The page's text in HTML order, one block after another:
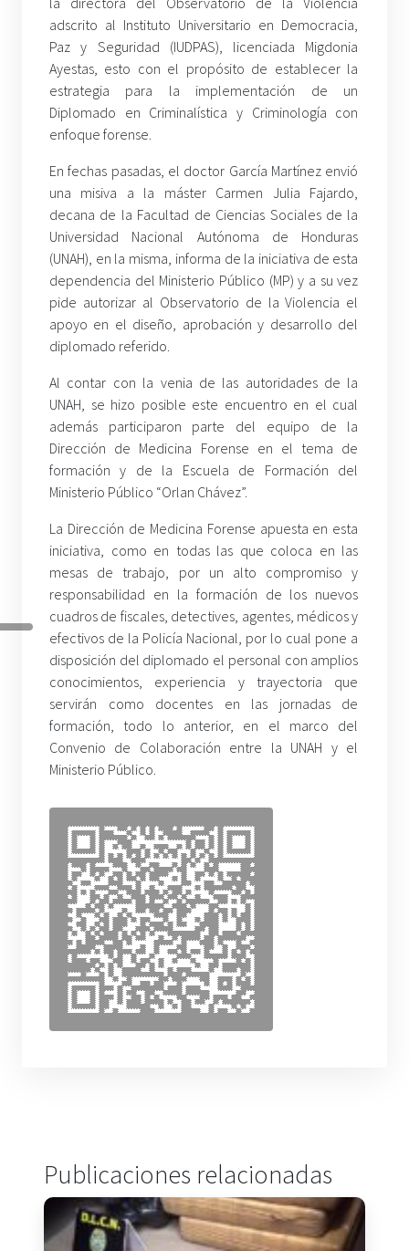
adscrito al Instituto Universitario en Democracia,
Paz y Seguridad (IUDPAS), licenciada Migdonia
Ayestas, esto con el propósito de establecer la
estrategia para la implementación de un
Diplomado en Criminalística y Criminología con
enfoque forense.
En fechas pasadas, el doctor García Martínez envió
una misiva a la máster Carmen Julia Fajardo,
decana de la Facultad de Ciencias Sociales de la
Universidad Nacional Autónoma de Honduras
(UNAH), en la misma, informa de la iniciativa de esta
dependencia del Ministerio Público (MP) y a su vez
pide autorizar al Observatorio de la Violencia el
apoyo en el diseño, aprobación y desarrollo del
diplomado referido.
Al contar con la venia de las autoridades de la
UNAH, se hizo posible este encuentro en el cual
además participaron parte del equipo de la
Dirección de Medicina Forense en el tema de
formación y de la Escuela de Formación del
Ministerio Público “Orlan Chávez”.
La Dirección de Medicina Forense apuesta en esta
iniciativa, como en todas las que coloca en las
mesas de trabajo, por un alto compromiso y
responsabilidad en la formación de los nuevos
cuadros de fiscales, detectives, agentes, médicos y
efectivos de la Policía Nacional, por lo cual pone a
disposición del diplomado el personal con amplios
conocimientos, experiencia y trayectoria que
servirán como docentes en las jornadas de
formación, todo lo anterior, en el marco del
Convenio de Colaboración entre la UNAH y el
Ministerio Público.
Publicaciones relacionadas